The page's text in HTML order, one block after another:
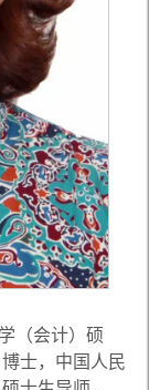
（会计）硕
士，中国人民